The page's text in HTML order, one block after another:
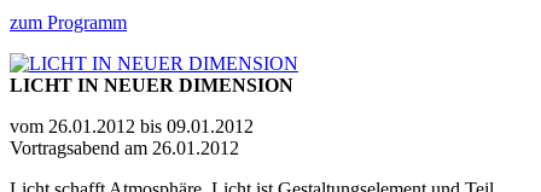
zum Programm
LICHT IN NEUER DIMENSION
vom 26.01.2012 bis 09.01.2012
Vortragsabend am 26.01.2012